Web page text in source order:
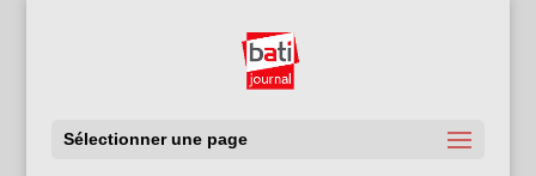
Sélectionner une page